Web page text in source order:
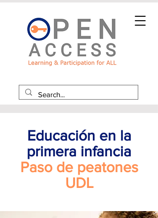
Educación en la
primera infancia
Paso de peatones
UDL